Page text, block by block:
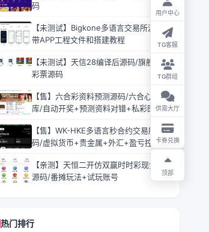
码
【未测试】Bigkone多语言交易所源码/
带APP工程文件和搭建教程
【未测试】天信28编译后源码/旗舰28
彩票源码
【售】六合彩资料预测源码/六合心水图
库/自动开奖+预测资料对错+私彩图库
【售】WK-HKE多语言秒合约交易所源
码/虚拟货币+贵金属+外汇+盈亏控制
【亲测】天恒二开仿双赢时时彩现金盘
源码/番摊玩法+试玩账号
热门排行
用户中心
TG客服
TG群组
供需大厅
卡券兑换
顶部